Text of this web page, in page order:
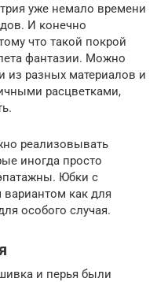
уже немало времени
И конечно
что такой покрой
фантазии. Можно
из разных материалов и
расцветками,
реализовывать
иногда просто
Юбки с
как для
особого случая.
и перья были